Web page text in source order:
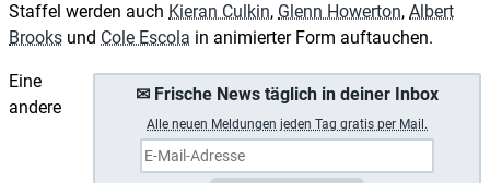
Staffel werden auch Kieran Culkin, Glenn Howerton, Albert
Brooks und Cole Escola in animierter Form auftauchen.
✉ Frische News täglich in deiner Inbox
A lle neuen Meldungen jeden Tag gratis per Mail.
Eine
andere